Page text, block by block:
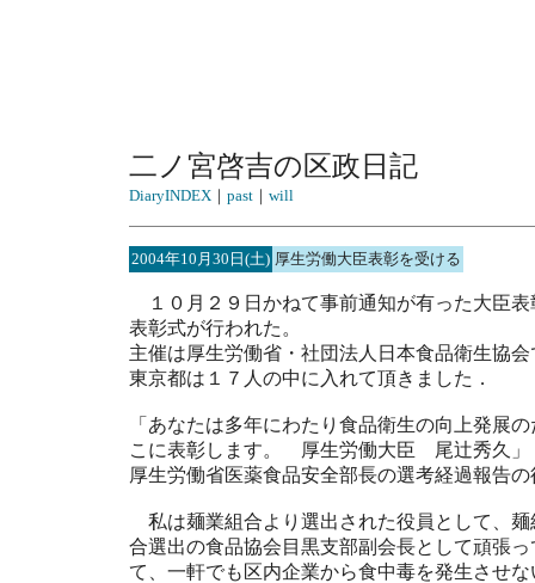
二ノ宮啓吉の区政日記
DiaryINDEX｜ past｜ will
2004年10月30日(土) 厚生労働大臣表彰を受ける
１０月２９日かねて事前通知が有った大臣
表彰式が行われた。
主催は厚生労働省・社団法人日本食品衛生協
東京都は１７人の中に入れて頂きました．
「あなたは多年にわたり食品衛生の向上発展
こに表彰します。 厚生労働大臣 尾辻秀久」
厚生労働省医薬食品安全部長の選考経過報告
私は麺業組合より選出された役員として、
合選出の食品協会目黒支部副会長として頑張
て、一軒でも区内企業から食中毒を発生させ